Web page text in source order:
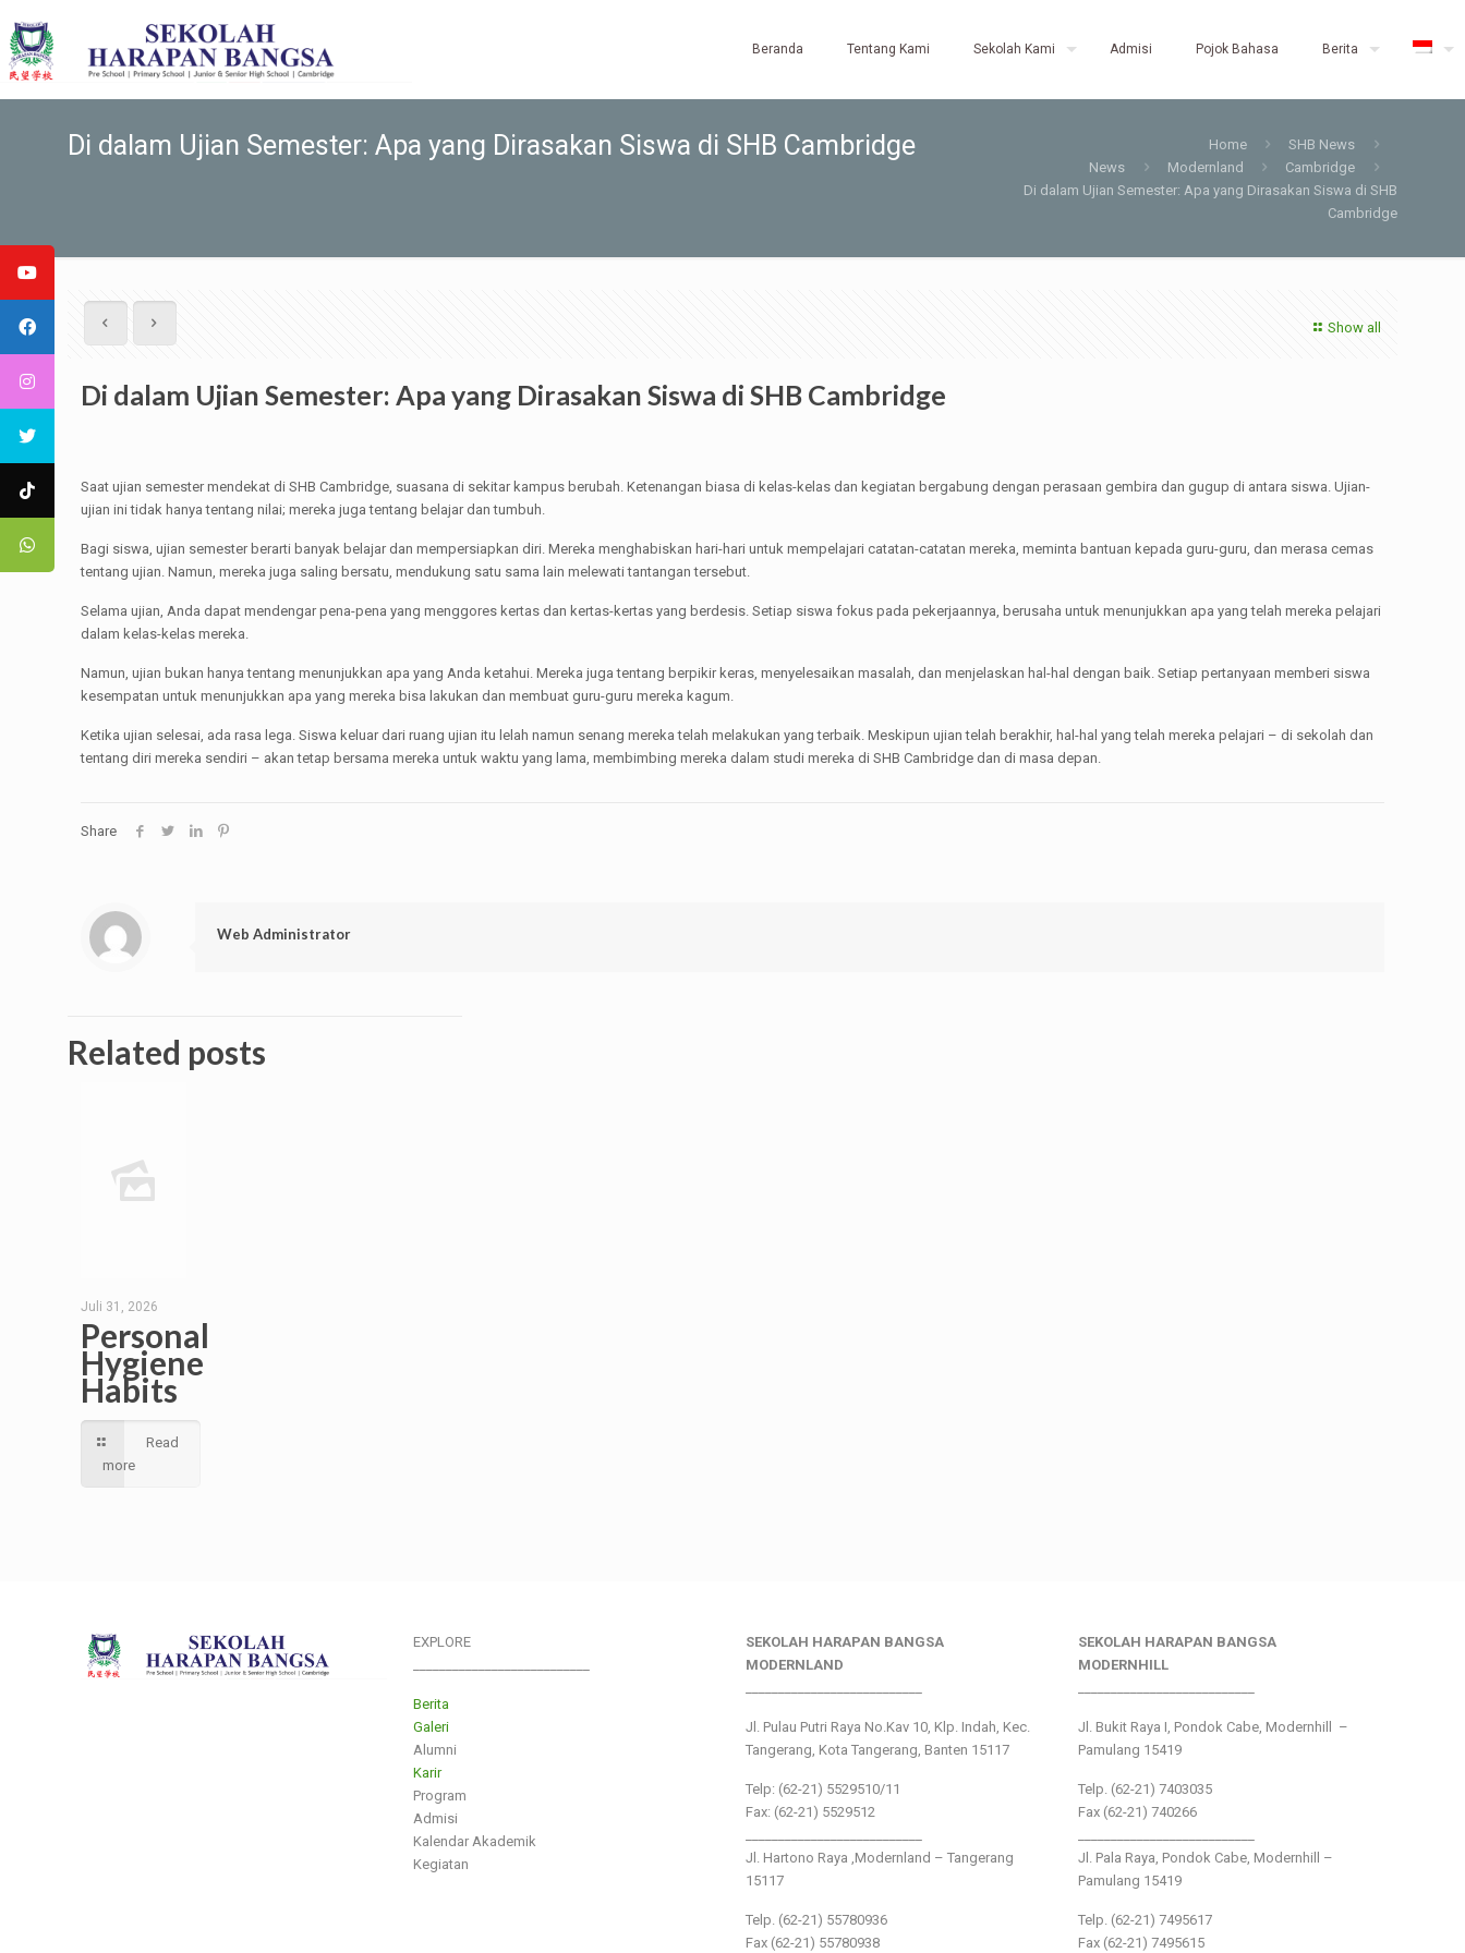
Beranda Tentang Kami Sekolah Kami Admisi Pojok Bahasa Berita
Di dalam Ujian Semester: Apa yang Dirasakan Siswa di SHB Cambridge Home
SHB News
News
Modernland
Cambridge
Di dalam Ujian Semester: Apa yang Dirasakan Siswa di SHB
Cambridge
Show all
Di dalam Ujian Semester: Apa yang Dirasakan Siswa di SHB Cambridge
Saat ujian semester mendekat di SHB Cambridge, suasana di sekitar kampus berubah. Ketenangan biasa di kelas-kelas dan kegiatan bergabung dengan perasaan gembira dan gugup di antara siswa. Ujian-
ujian ini tidak hanya tentang nilai; mereka juga tentang belajar dan tumbuh.
Bagi siswa, ujian semester berarti banyak belajar dan mempersiapkan diri. Mereka menghabiskan hari-hari untuk mempelajari catatan-catatan mereka, meminta bantuan kepada guru-guru, dan merasa cemas
tentang ujian. Namun, mereka juga saling bersatu, mendukung satu sama lain melewati tantangan tersebut.
Selama ujian, Anda dapat mendengar pena-pena yang menggores kertas dan kertas-kertas yang berdesis. Setiap siswa fokus pada pekerjaannya, berusaha untuk menunjukkan apa yang telah mereka pelajari
dalam kelas-kelas mereka.
Namun, ujian bukan hanya tentang menunjukkan apa yang Anda ketahui. Mereka juga tentang berpikir keras, menyelesaikan masalah, dan menjelaskan hal-hal dengan baik. Setiap pertanyaan memberi siswa
kesempatan untuk menunjukkan apa yang mereka bisa lakukan dan membuat guru-guru mereka kagum.
Ketika ujian selesai, ada rasa lega. Siswa keluar dari ruang ujian itu lelah namun senang mereka telah melakukan yang terbaik. Meskipun ujian telah berakhir, hal-hal yang telah mereka pelajari – di sekolah dan
tentang diri mereka sendiri – akan tetap bersama mereka untuk waktu yang lama, membimbing mereka dalam studi mereka di SHB Cambridge dan di masa depan.
Share
Web Administrator
Related posts
Juli 31, 2026
Personal
Hygiene
Habits
Read
more
EXPLORE
Berita
Galeri
Alumni
Karir
Program
Admisi
Kalendar Akademik
Kegiatan
SEKOLAH HARAPAN BANGSA
MODERNLAND
Jl. Pulau Putri Raya No.Kav 10, Klp. Indah, Kec.
Tangerang, Kota Tangerang, Banten 15117
Telp: (62-21) 5529510/11
Fax: (62-21) 5529512
Jl. Hartono Raya ,Modernland – Tangerang
15117
Telp. (62-21) 55780936
Fax (62-21) 55780938
SEKOLAH HARAPAN BANGSA
MODERNHILL
Jl. Bukit Raya I, Pondok Cabe, Modernhill –
Pamulang 15419
Telp. (62-21) 7403035
Fax (62-21) 740266
Jl. Pala Raya, Pondok Cabe, Modernhill –
Pamulang 15419
Telp. (62-21) 7495617
Fax (62-21) 7495615